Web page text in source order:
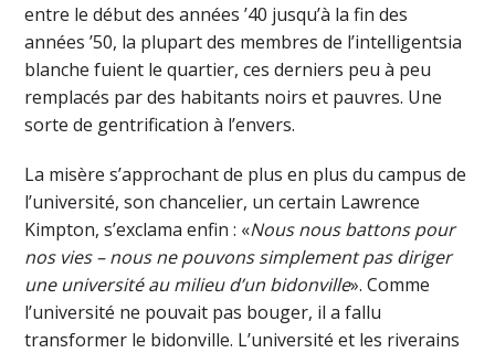
entre le début des années ’40 jusqu’à la fin des
années ’50, la plupart des membres de l’intelligentsia
blanche fuient le quartier, ces derniers peu à peu
remplacés par des habitants noirs et pauvres. Une
sorte de gentrification à l’envers.
La misère s’approchant de plus en plus du campus de
l’université, son chancelier, un certain Lawrence
Kimpton, s’exclama enfin : «Nous nous battons pour
nos vies – nous ne pouvons simplement pas diriger
une université au milieu d’un bidonville». Comme
l’université ne pouvait pas bouger, il a fallu
transformer le bidonville. L’université et les riverains